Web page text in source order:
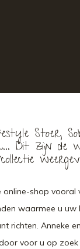
Stoer,
Dit zijn de
online-shop vooral
waarmee u uw
richten. Anneke
voor u op